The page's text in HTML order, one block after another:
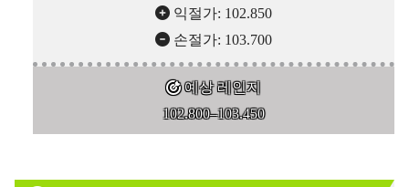
익절가: 102.850
손절가: 103.700
예상 레인지
102.800–103.450